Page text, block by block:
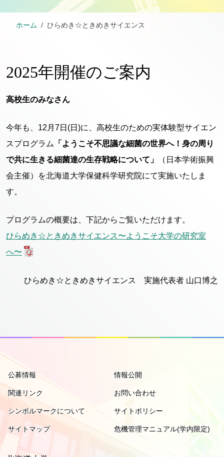
ホーム ひらめき☆ときめきサイエンス
2025年開催のご案内
高校生のみなさん
今年も、12月7日(日)に、高校生のための実体験型サイエン
スプログラム
「ようこそ不思議な細菌の世界へ！身の周り
で共に生きる細菌達の生存戦略について」
（日本学術振興
会主催）を北海道大学保健科学研究院にて実施いたしま
す。
プログラムの概要は、下記からご覧いただけます。
ひらめき☆ときめきサイエンス〜ようこそ大学の研究室
へ〜
ひらめき☆ときめきサイエンス 実施代表者 山口博之
公募情報 情報公開
関連リンク お問い合わせ
シンボルマークについて サイトポリシー
サイトマップ 危機管理マニュアル(学内限定)